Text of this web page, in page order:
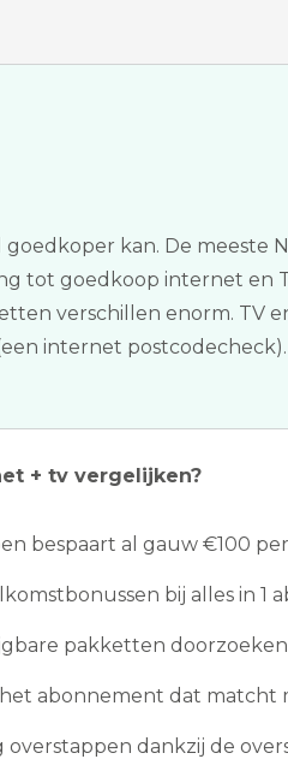
kan. De meeste
tot goedkoop internet en
verschillen enorm. TV
internet
+ tv vergelijken?
bespaart al gauw €100
bij alles in 1
pakketten
abonnement dat matcht
overstappen dankzij de